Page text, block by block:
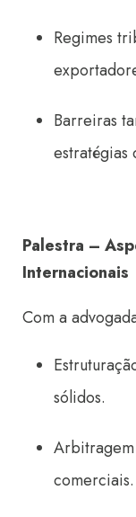
Regimes
Barreiras
estratégias
Palestra –
Internacionais
Com a
sólidos.
comerciais.